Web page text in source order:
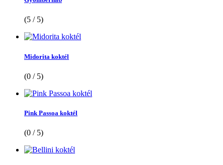
(5 / 5)
Midorita koktél
(0 / 5)
Pink Passoa koktél
(0 / 5)